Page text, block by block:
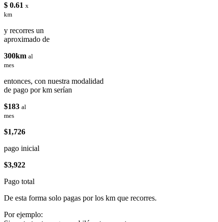
$ 0.61 x
km
y recorres un
aproximado de
300km al
mes
entonces, con nuestra modalidad
de pago por km serían
$183 al
mes
$1,726
pago inicial
$3,922
Pago total
De esta forma solo pagas por los km que recorres.
Por ejemplo: